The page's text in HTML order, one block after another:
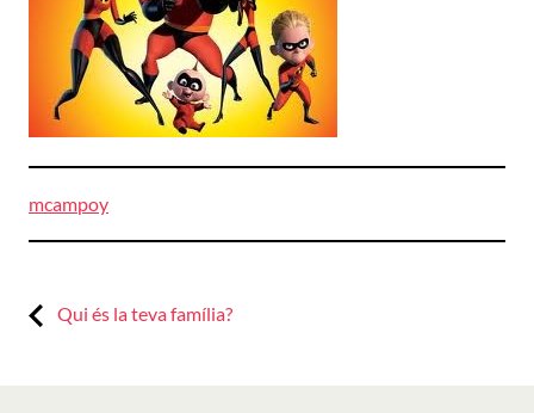
mcampoy
Navegació
Previous:
Qui és la teva família?